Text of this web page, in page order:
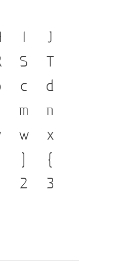
I
J
S
T
c
d
m
n
w
x
]
{
2
3
ามเป็น
อมตัวตน
พิมพ์ คือ
ยู่ได้
งสะพาน
อนาคต